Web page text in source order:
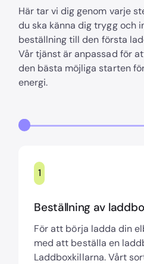
Här tar vi dig genom varje
du ska känna dig trygg och
beställning till den första
Vår tjänst är anpassad för
den bästa möjliga starten
energi.
1
Beställning av
För att börja ladda din
med att beställa en
Laddboxkillarna. Vårt